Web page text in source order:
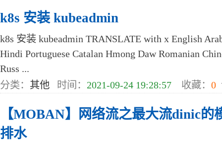
k8s 安装 kubeadmin
k8s 安装 kubeadmin TRANSLATE with x English
Hindi Portuguese Catalan Hmong Daw Romanian
Russ ...
分类： 其他 时间： 2021-09-24 19:28:57 收藏： 0
【MOBAN】网络流之最大流dinic的
排水